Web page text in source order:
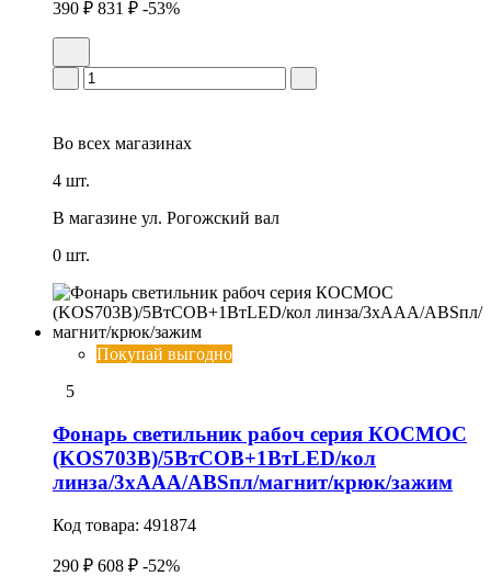
390 ₽ 831 ₽ -53%
Во всех магазинах
4 шт.
В магазине ул. Рогожский вал
0 шт.
Покупай выгодно
5
Фонарь светильник рабоч серия КОСМОС
(KOS703B)/5ВтCOB+1ВтLED/кол
линза/3xAAА/ABSпл/магнит/крюк/зажим
Код товара: 491874
290 ₽ 608 ₽ -52%